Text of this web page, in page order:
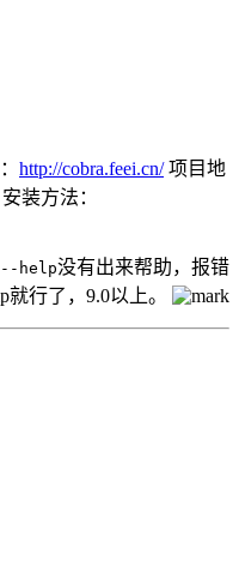
http://cobra.feei.cn/项目地
安装方法：
help没有出来帮助，报错
行了，9.0以上。